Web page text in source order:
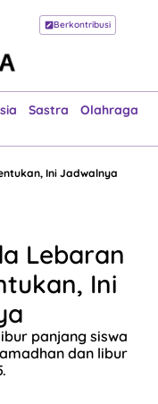
Berkontribusi
Sastra
Olahraga
Justisia
Sastra
Pariwara
Ini Jadwalnya
Lebaran
Ini
panjang siswa
dan libur